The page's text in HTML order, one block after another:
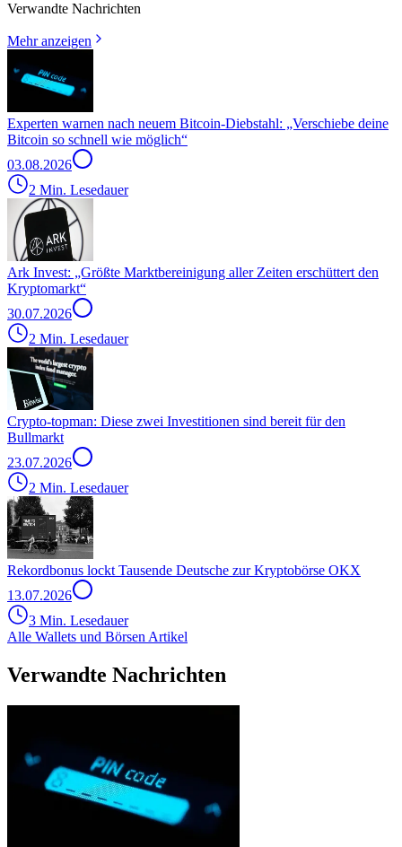
Verwandte Nachrichten
Mehr anzeigen
Experten warnen nach neuem Bitcoin-Diebstahl: „Verschiebe deine
Bitcoin so schnell wie möglich“
03.08.2026
2 Min. Lesedauer
Ark Invest: „Größte Marktbereinigung aller Zeiten erschüttert den
Kryptomarkt“
30.07.2026
2 Min. Lesedauer
Crypto-topman: Diese zwei Investitionen sind bereit für den
Bullmarkt
23.07.2026
2 Min. Lesedauer
Rekordbonus lockt Tausende Deutsche zur Kryptobörse OKX
13.07.2026
3 Min. Lesedauer
Alle Wallets und Börsen Artikel
Verwandte Nachrichten